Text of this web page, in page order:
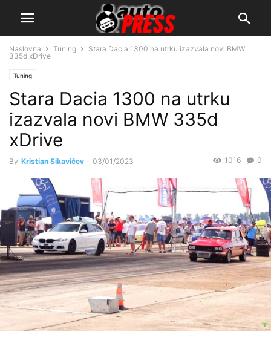
Naslovna Tuning
Stara Dacia 1300 na utrku izazvala novi BMW
335d xDrive
Tuning
Stara Dacia 1300 na utrku
izazvala novi BMW 335d
xDrive
By Kristian Sikavičev - 03/01/2023 0
1016